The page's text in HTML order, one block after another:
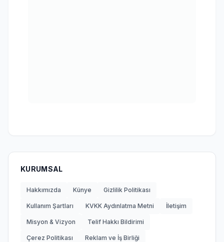
KURUMSAL
Hakkımızda Künye Gizlilik Politikası
Kullanım Şartları KVKK Aydınlatma Metni İletişim
Misyon & Vizyon Telif Hakkı Bildirimi
Çerez Politikası Reklam ve İş Birliği